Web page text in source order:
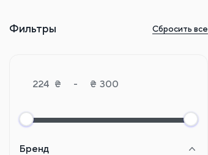
Фильтры Сбросить все
₴ - ₴
Бренд